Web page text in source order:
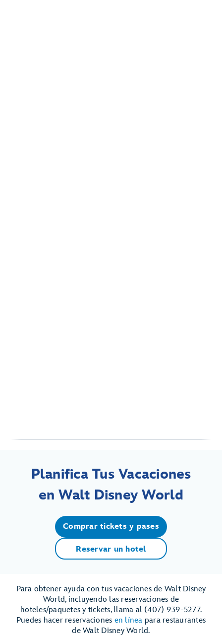
Planifica Tus Vacaciones
en Walt Disney World
Comprar tickets y pases
Reservar un hotel
Para obtener ayuda con tus vacaciones de Walt Disney
World, incluyendo las reservaciones de
hoteles/paquetes y tickets, llama al (407) 939-5277.
Puedes hacer reservaciones en línea para restaurantes
de Walt Disney World.